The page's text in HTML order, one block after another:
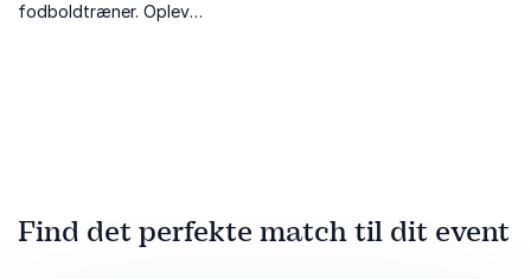
fodboldtræner. Oplev
Find det perfekte match til dit event